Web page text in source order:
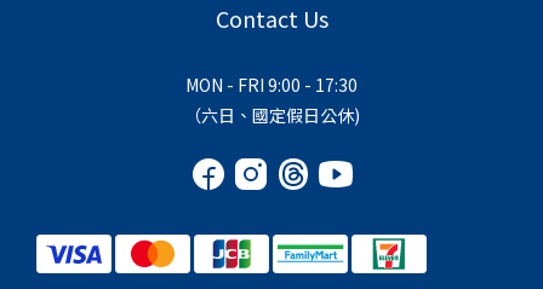
Contact Us
MON - FRI 9:00 - 17:30
（六日、國定假日公休)